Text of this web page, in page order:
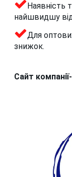
Наявність
найшвидшу
Для
знижок.
Сайт